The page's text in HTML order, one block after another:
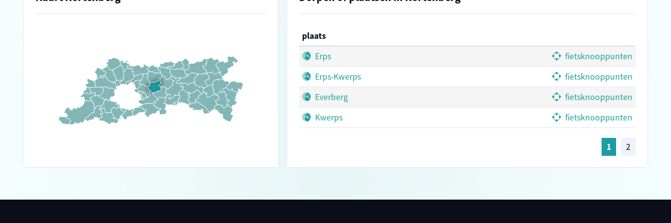
plaats
Erps
fietsknooppunten
Erps-Kwerps
fietsknooppunten
Everberg
fietsknooppunten
Kwerps
fietsknooppunten
1 2